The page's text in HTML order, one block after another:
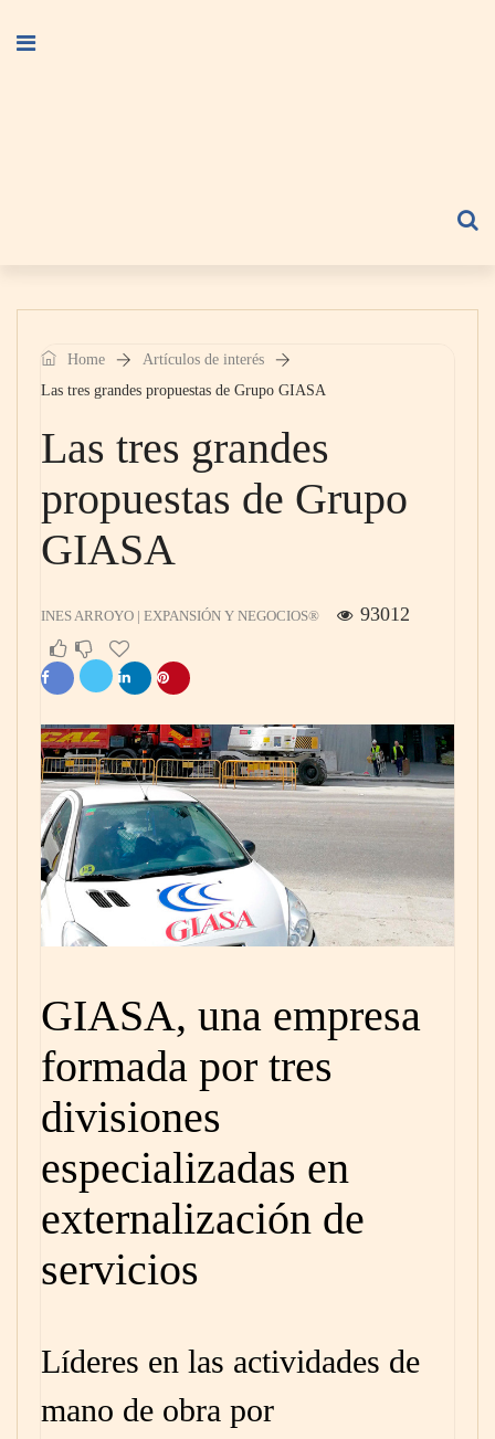
Home
Artículos de interés
Las tres grandes propuestas de Grupo GIASA
Las tres grandes
propuestas de Grupo
GIASA
INES ARROYO | EXPANSIÓN Y NEGOCIOS® 93012
GIASA, una empresa
formada por tres
divisiones
especializadas en
externalización de
servicios
Líderes en las actividades de
mano de obra por